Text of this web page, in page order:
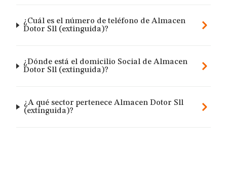
¿Cuál es el número de teléfono de Almacen
Dotor Sll (extinguida)?
¿Dónde está el domicilio Social de Almacen
Dotor Sll (extinguida)?
¿A qué sector pertenece Almacen Dotor Sll
(extinguida)?